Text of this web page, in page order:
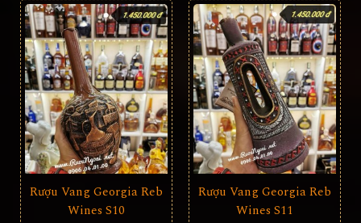
Rượu Vang Georgia Reb
Wines S10
Rượu Vang Georgia Reb
Wines S11